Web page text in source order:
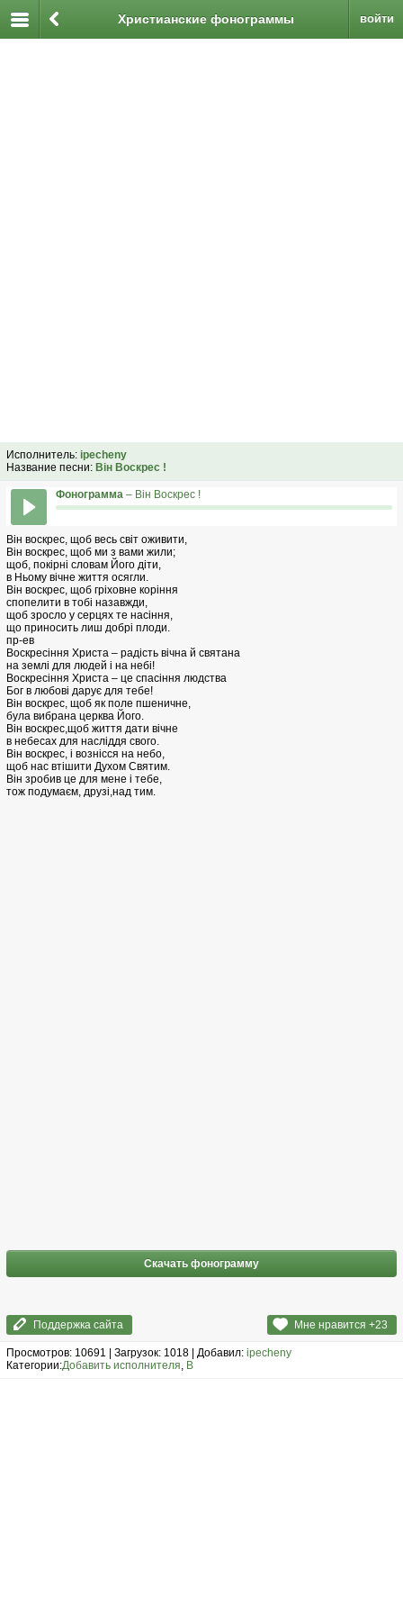
войти
Христианские фонограммы
Исполнитель: ipecheny
Название песни: Вiн Воскрес !
Фонограмма – Вiн Воскрес !
Він воскрес, щоб весь світ оживити,
Він воскрес, щоб ми з вами жили;
щоб, покірні словам Його діти,
в Ньому вічне життя осягли.
Він воскрес, щоб гріховне коріння
спопелити в тобі назавжди,
щоб зросло у серцях те насіння,
що приносить лиш добрі плоди.
пр-ев
Воскресіння Христа – радість вічна й святана
на землі для людей і на небі!
Воскресіння Христа – це спасіння людства
Бог в любові дарує для тебе!
Він воскрес, щоб як поле пшеничне,
була вибрана церква Його.
Він воскрес,щоб життя дати вічне
в небесах для насліддя свого.
Він воскрес, і вознісся на небо,
щоб нас втішити Духом Святим.
Він зробив це для мене і тебе,
тож подумаєм, друзі,над тим.
Скачать фонограмму
Мне нравится +23
Поддержка сайта
Просмотров: 10691 | Загрузок: 1018 | Добавил: ipecheny
Категории:Добавить исполнителя, В